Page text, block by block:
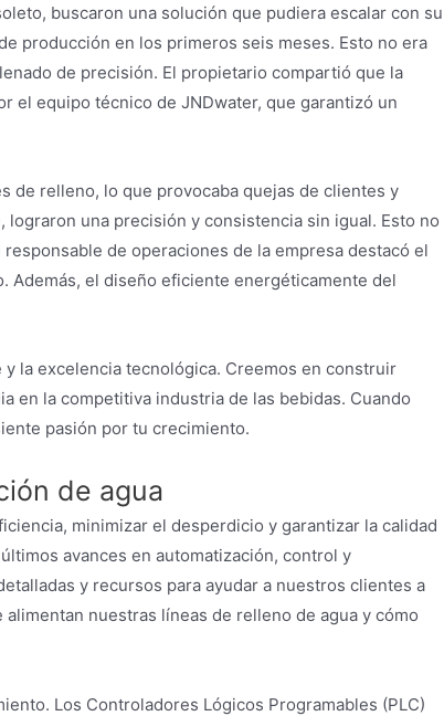
buscaron una solución que pudiera escalar con su
producción en los primeros seis meses. Esto no era
de precisión. El propietario compartió que la
el equipo técnico de JNDwater, que garantizó un
de relleno, lo que provocaba quejas de clientes y
una precisión y consistencia sin igual. Esto no
de operaciones de la empresa destacó el
Además, el diseño eficiente energéticamente del
la excelencia tecnológica. Creemos en construir
en la competitiva industria de las bebidas. Cuando
pasión por tu crecimiento.
de agua
minimizar el desperdicio y garantizar la calidad
avances en automatización, control y
y recursos para ayudar a nuestros clientes a
nuestras líneas de relleno de agua y cómo
Los Controladores Lógicos Programables (PLC)